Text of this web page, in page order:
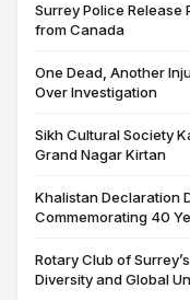
Surrey Police Release
from Canada
One Dead, Another
Over Investigation
Sikh Cultural Society
Grand Nagar Kirtan
Khalistan Declaration
Commemorating 40
Rotary Club of
Diversity and Global